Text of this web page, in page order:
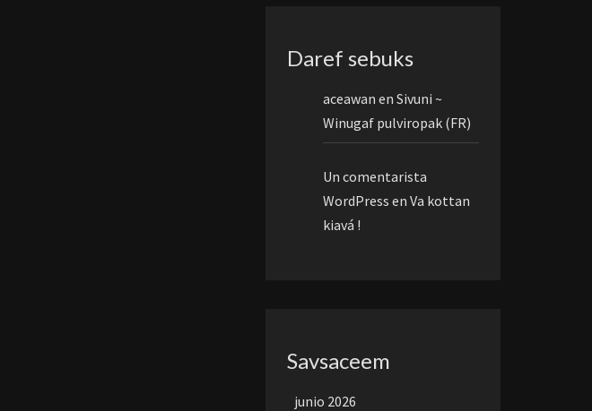
Daref sebuks
aceawan en Sivuni ~
Winugaf pulviropak (FR)
Un comentarista
WordPress en Va kottan
kiavá !
Savsaceem
junio 2026